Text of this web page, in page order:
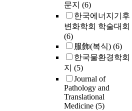
문지 (6)
한국에너지기후
변화학회 학술대회
(6)
服飾(복식) (6)
한국물환경학회
지 (5)
Journal of
Pathology and
Translational
Medicine (5)